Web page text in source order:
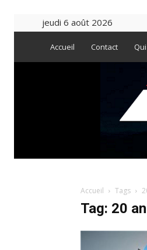
jeudi 6 août 2026
Accueil Contact
Accueil Tags
Tag: 20